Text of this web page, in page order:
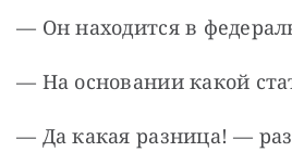
— Он находится в
— На основании какой
— Да какая разница! —